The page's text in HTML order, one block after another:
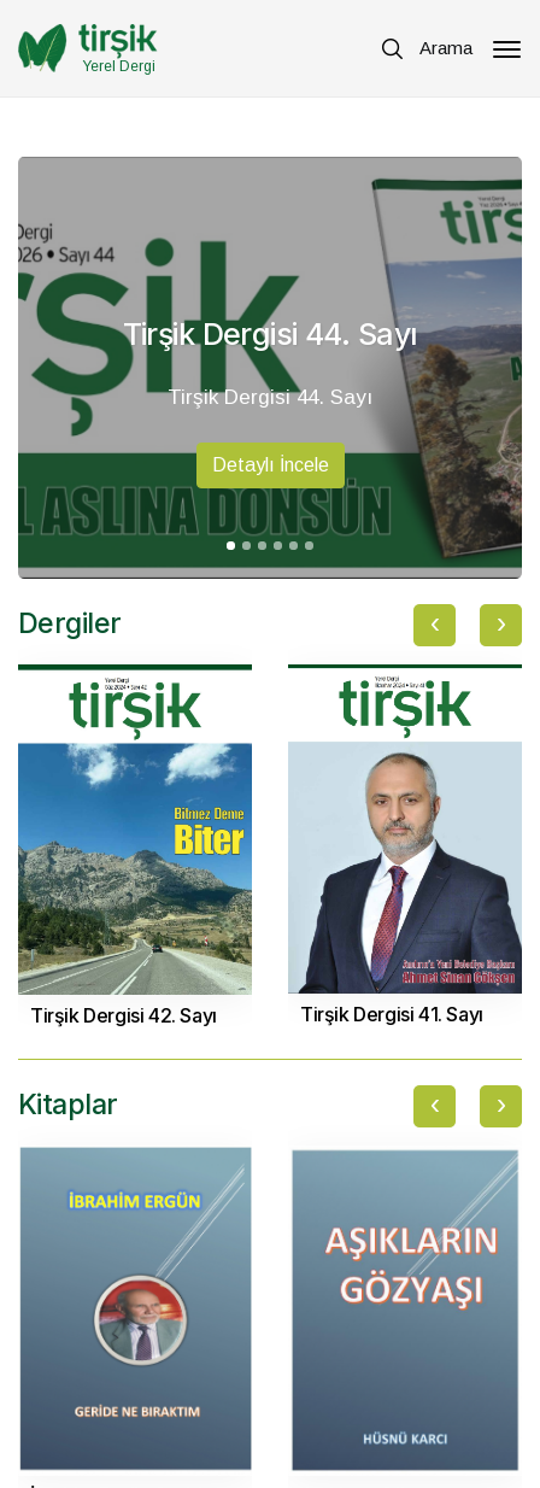
Yerel Dergi
Arama
Tirşik Dergisi 44. Sayı
Tirşik Dergisi 44. Sayı
Detaylı İncele
Dergiler
Tirşik Dergisi 42. Sayı Tirşik Dergisi 41. Sayı
‹ ›
Kitaplar ‹ ›